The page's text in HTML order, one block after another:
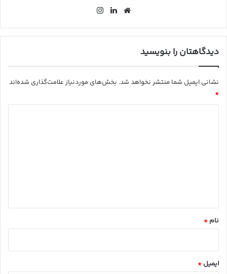
وب
ت
لین
ین گرا
دیدگاهتان را بنویسید
نشانی ایمیل شما منتشر نخواهد شد. بخش‌های موردنیاز علامت‌گذاری شده‌اند
*
نام *
ایمیل *